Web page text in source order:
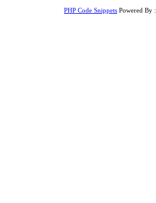
PHP Code Snippets Powered By :